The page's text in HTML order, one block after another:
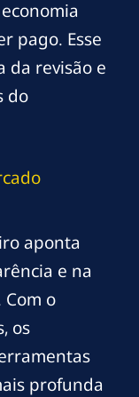
pago. Esse
da revisão e
do
aponta
e na
o
os
profunda